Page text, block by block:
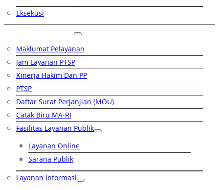
Eksekusi
Maklumat Pelayanan
Jam Layanan PTSP
Kinerja Hakim Dan PP
PTSP
Daftar Surat Perjanjian (MOU)
Catak Biru MA-RI
Fasilitas Layanan Publik
Layanan Online
Sarana Publik
Layanan Informasi